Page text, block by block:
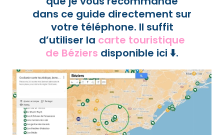
dans ce guide directement sur
votre téléphone. Il suffit
d’utiliser la carte touristique
de Béziers disponible ici ⬇️.